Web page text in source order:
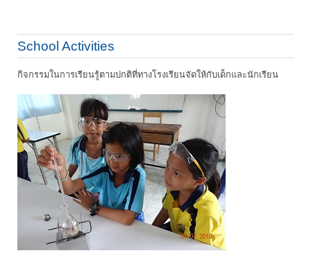
School Activities
กิจกรรมในการเรียนรู้ตามปกติที่ทางโรงเรียนจัดให้กับเด็กและนักเรียน